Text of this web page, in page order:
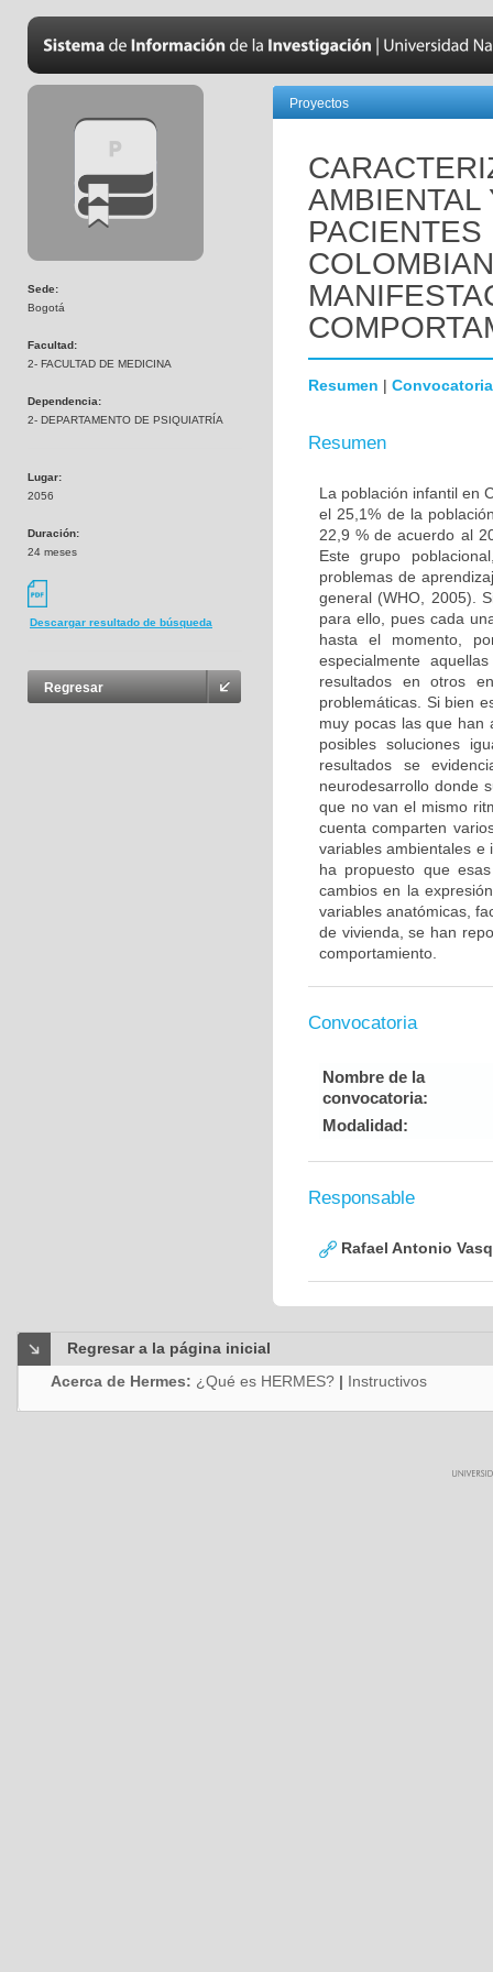
Sede:
Bogotá
Facultad:
2- FACULTAD DE MEDICINA
Dependencia:
2- DEPARTAMENTO DE PSIQUIATRÍA
Lugar:
2056
Duración:
24 meses
Descargar resultado de búsqueda
Regresar
Proyectos
AMBIENTAL
Resumen | Convocatoria
Resumen
La población infantil en
el 25,1% de la
22,9 % de acuerdo al
Este grupo
problemas de
general (WHO, 2005).
para ello, pues cada
hasta el momento,
especialmente
resultados en otros
problemáticas. Si bien
muy pocas las que han
posibles soluciones
resultados se
neurodesarrollo donde
que no van el mismo
cuenta comparten
variables ambientales e
ha propuesto que
cambios en la
variables anatómicas,
de vivienda, se han
comportamiento.
Convocatoria
Nombre de la
convocatoria:
Modalidad:
Responsable
Rafael Antonio
Regresar a la página inicial
Acerca de Hermes: ¿Qué es HERMES? | Instructivos